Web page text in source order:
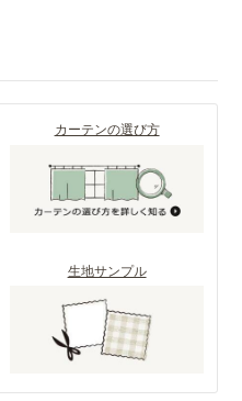
カーテンの選び方
生地サンプル